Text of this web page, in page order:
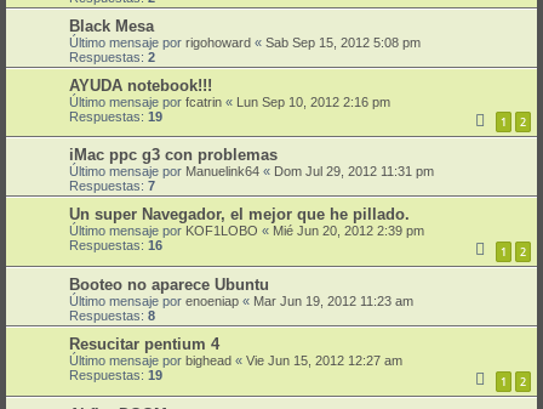
Black Mesa
Último mensaje por rigohoward « Sab Sep 15, 2012 5:08 pm
Respuestas: 2
AYUDA notebook!!!
Último mensaje por fcatrin « Lun Sep 10, 2012 2:16 pm
Respuestas: 19 1 2
iMac ppc g3 con problemas
Último mensaje por Manuelink64 « Dom Jul 29, 2012 11:31 pm
Respuestas: 7
Un super Navegador, el mejor que he pillado.
Último mensaje por KOF1LOBO « Mié Jun 20, 2012 2:39 pm
Respuestas: 16 1 2
Booteo no aparece Ubuntu
Último mensaje por enoeniap « Mar Jun 19, 2012 11:23 am
Respuestas: 8
Resucitar pentium 4
Último mensaje por bighead « Vie Jun 15, 2012 12:27 am
Respuestas: 19 1 2